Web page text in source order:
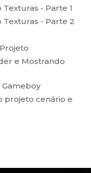
- Parte 1
Texturas - Parte 2
e Mostrando
projeto cenário e